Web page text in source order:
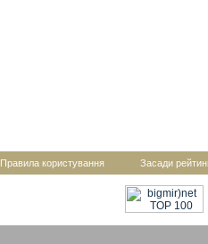
Правила користування Засади